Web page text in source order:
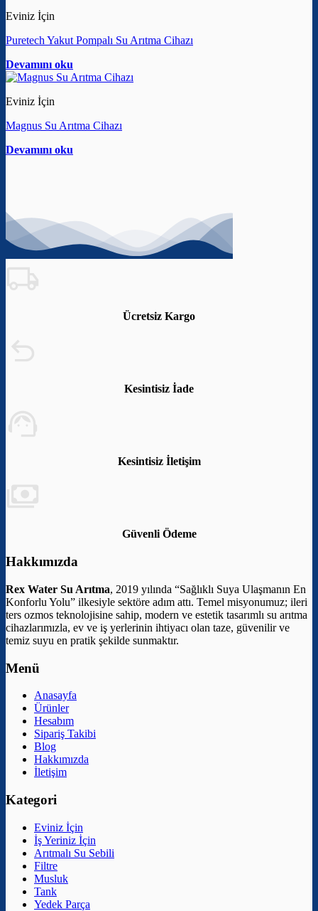
Eviniz İçin
Puretech Yakut Pompalı Su Arıtma Cihazı
Devamını oku
Eviniz İçin
Magnus Su Arıtma Cihazı
Devamını oku
Ücretsiz Kargo
Kesintisiz İade
Kesintisiz İletişim
Güvenli Ödeme
Hakkımızda
Rex Water Su Arıtma, 2019 yılında “Sağlıklı Suya Ulaşmanın En
Konforlu Yolu” ilkesiyle sektöre adım attı. Temel misyonumuz; ileri
ters ozmos teknolojisine sahip, modern ve estetik tasarımlı su arıtma
cihazlarımızla, ev ve iş yerlerinin ihtiyacı olan taze, güvenilir ve
temiz suyu en pratik şekilde sunmaktır.
Menü
Anasayfa
Ürünler
Hesabım
Sipariş Takibi
Blog
Hakkımızda
İletişim
Kategori
Eviniz İçin
İş Yeriniz İçin
Arıtmalı Su Sebili
Filtre
Musluk
Tank
Yedek Parça